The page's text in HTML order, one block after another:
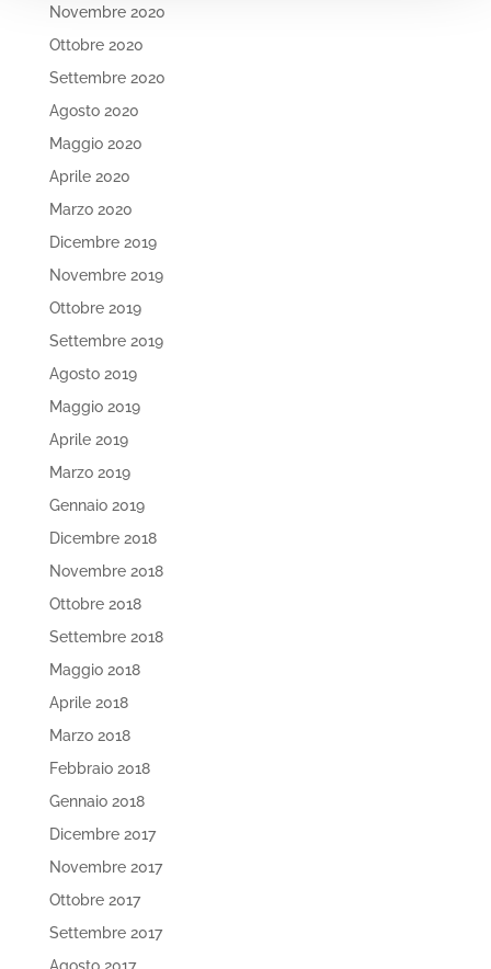
Novembre 2020
Ottobre 2020
Settembre 2020
Agosto 2020
Maggio 2020
Aprile 2020
Marzo 2020
Dicembre 2019
Novembre 2019
Ottobre 2019
Settembre 2019
Agosto 2019
Maggio 2019
Aprile 2019
Marzo 2019
Gennaio 2019
Dicembre 2018
Novembre 2018
Ottobre 2018
Settembre 2018
Maggio 2018
Aprile 2018
Marzo 2018
Febbraio 2018
Gennaio 2018
Dicembre 2017
Novembre 2017
Ottobre 2017
Settembre 2017